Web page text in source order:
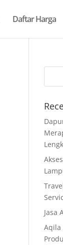
Daftar Harga
Jasa
Aqila